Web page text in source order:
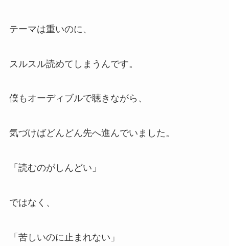
テーマは重いのに、
スルスル読めてしまうんです。
僕もオーディブルで聴きながら、
気づけばどんどん先へ進んでいました。
「読むのがしんどい」
ではなく、
「苦しいのに止まれない」